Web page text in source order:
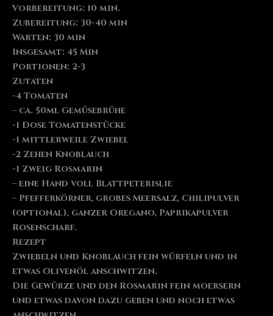
Vorbereitung: 10 min.
Zubereitung: 30-40 min
Warten: 30 min
Insgesamt: 45 Min
Portionen: 2-3
Zutaten
-4 Tomaten
– ca. 50ml Gemüsebrühe
-1 Dose Tomatenstücke
-1 mittlerweile Zwiebel
-2 Zehen Knoblauch
-1 Zweig Rosmarin
– eine Hand voll Blattpeterislie
– Pfefferkörner, grobes Meersalz, Chilipulver
(optional), ganzer Oregano, Paprikapulver
Rosenscharf.
Rezept
Zwiebeln und Knoblauch fein würfeln und in
etwas Olivenöl anschwitzen.
Die Gewürze und den Rosmarin fein moersern
und etwas davon dazu geben und noch etwas